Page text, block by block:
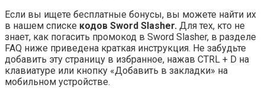
Если вы ищете бесплатные бонусы, вы можете найти их
в нашем списке кодов Sword Slasher. Для тех, кто не
знает, как погасить промокод в Sword Slasher, в разделе
FAQ ниже приведена краткая инструкция. Не забудьте
добавить эту страницу в избранное, нажав CTRL + D на
клавиатуре или кнопку «Добавить в закладки» на
мобильном устройстве.